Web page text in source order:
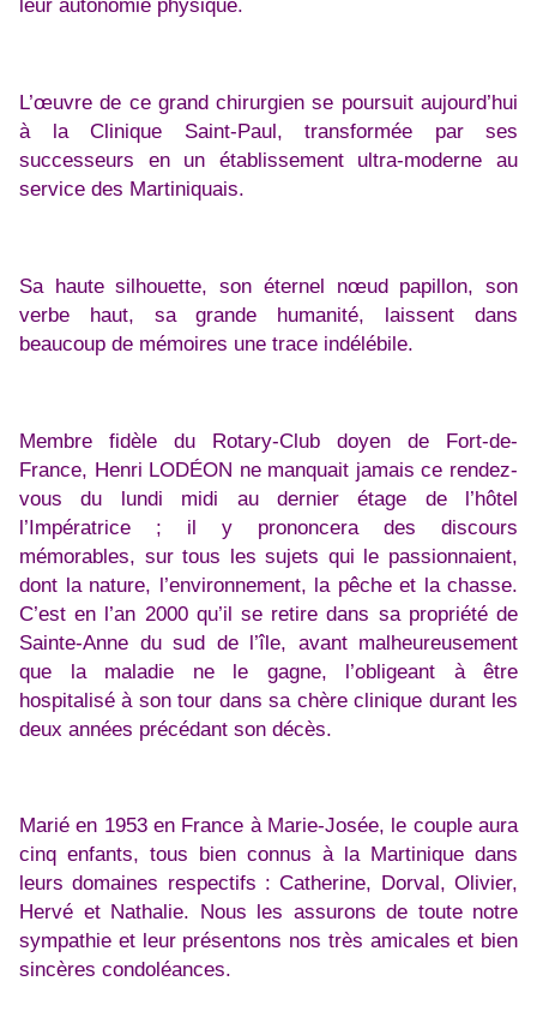
leur autonomie physique.
L’œuvre de ce grand chirurgien se poursuit aujourd’hui
à la Clinique Saint-Paul, transformée par ses
successeurs en un établissement ultra-moderne au
service des Martiniquais.
Sa haute silhouette, son éternel nœud papillon, son
verbe haut, sa grande humanité, laissent dans
beaucoup de mémoires une trace indélébile.
Membre fidèle du Rotary-Club doyen de Fort-de-
France, Henri LODÉON ne manquait jamais ce rendez-
vous du lundi midi au dernier étage de l’hôtel
l’Impératrice ; il y prononcera des discours
mémorables, sur tous les sujets qui le passionnaient,
dont la nature, l’environnement, la pêche et la chasse.
C’est en l’an 2000 qu’il se retire dans sa propriété de
Sainte-Anne du sud de l’île, avant malheureusement
que la maladie ne le gagne, l’obligeant à être
hospitalisé à son tour dans sa chère clinique durant les
deux années précédant son décès.
Marié en 1953 en France à Marie-Josée, le couple aura
cinq enfants, tous bien connus à la Martinique dans
leurs domaines respectifs : Catherine, Dorval, Olivier,
Hervé et Nathalie. Nous les assurons de toute notre
sympathie et leur présentons nos très amicales et bien
sincères condoléances.